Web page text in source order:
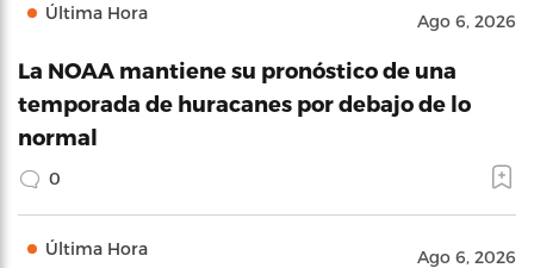
Última Hora Ago 6, 2026
La NOAA mantiene su pronóstico de una
temporada de huracanes por debajo de lo
normal
0
Última Hora Ago 6, 2026